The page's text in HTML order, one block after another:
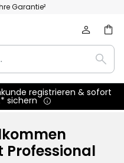
Garantie²
registrieren & sofort
sichern
Professional